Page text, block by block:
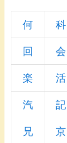
何 科
回 会
楽 活
汽 記
兄 京